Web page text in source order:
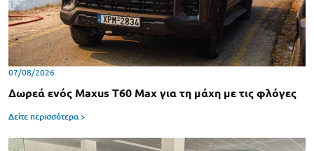
07/08/2026
Δωρεά ενός Maxus T60 Max για τη μάχη με τις φλόγες
Δείτε περισσότερα >